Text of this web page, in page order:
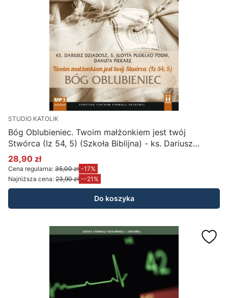
STUDIO KATOLIK
Bóg Oblubieniec. Twoim małżonkiem jest twój
Stwórca (Iz 54, 5) (Szkoła Biblijna) - ks. Dariusz
Dziadosz, s. Judyta Pudełko PDDM, Danuta Piekarz
(płyta CD-MP3)
Cena promocyjna
28,90 zł
Cena regularna: 35,00 zł -17%
Najniższa cena: 23,90 zł --21%
Do koszyka